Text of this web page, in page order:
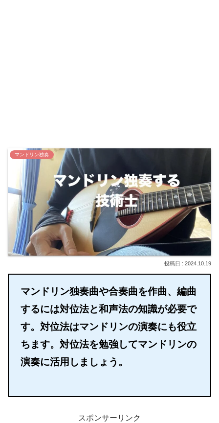
マンドリン独奏
2024.10.19
マンドリン独奏曲や合奏曲を作曲、編曲
するには対位法と和声法の知識が必要で
す。対位法はマンドリンの演奏にも役立
ちます。対位法を勉強してマンドリンの
演奏に活用しましょう。
スポンサーリンク